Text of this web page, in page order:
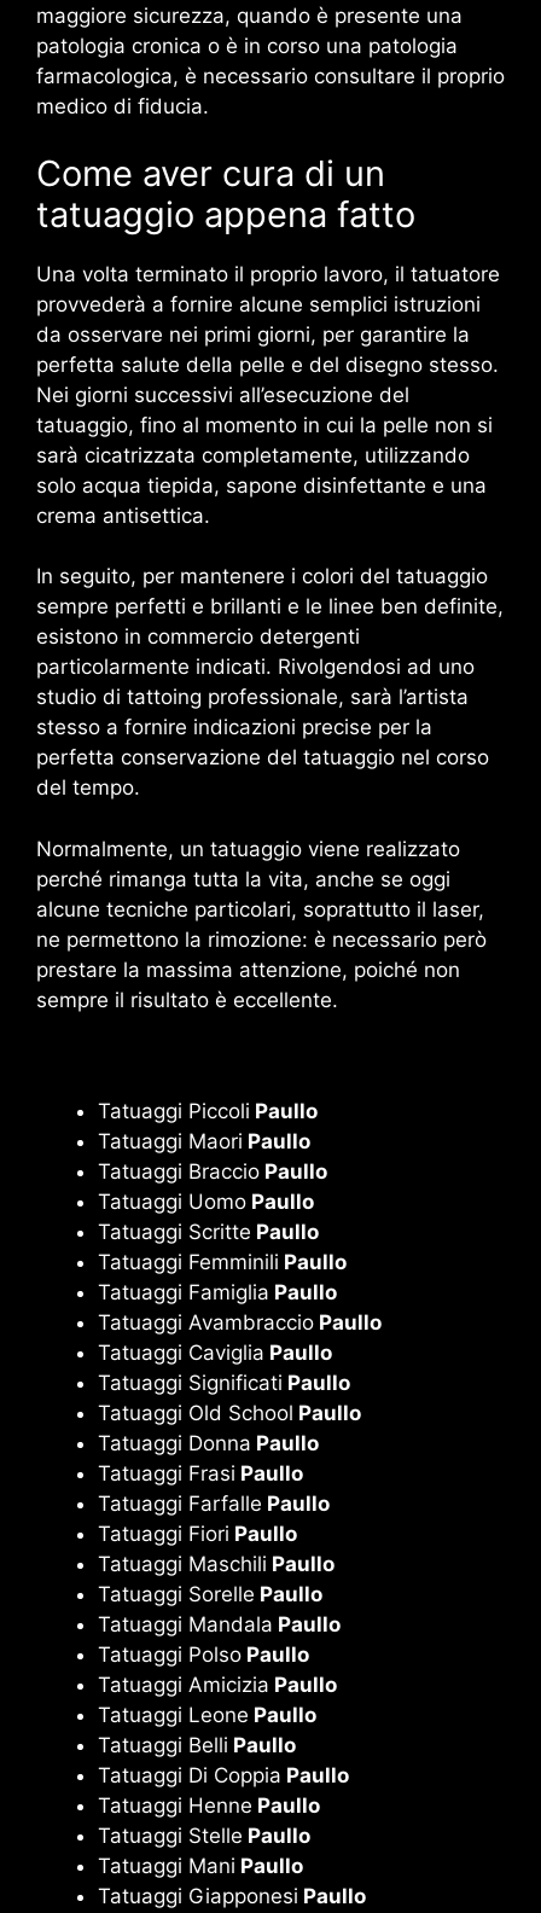
maggiore sicurezza, quando è presente una
patologia cronica o è in corso una patologia
farmacologica, è necessario consultare il proprio
medico di fiducia.
Come aver cura di un
tatuaggio appena fatto
Una volta terminato il proprio lavoro, il tatuatore
provvederà a fornire alcune semplici istruzioni
da osservare nei primi giorni, per garantire la
perfetta salute della pelle e del disegno stesso.
Nei giorni successivi all’esecuzione del
tatuaggio, fino al momento in cui la pelle non si
sarà cicatrizzata completamente, utilizzando
solo acqua tiepida, sapone disinfettante e una
crema antisettica.
In seguito, per mantenere i colori del tatuaggio
sempre perfetti e brillanti e le linee ben definite,
esistono in commercio detergenti
particolarmente indicati. Rivolgendosi ad uno
studio di tattoing professionale, sarà l’artista
stesso a fornire indicazioni precise per la
perfetta conservazione del tatuaggio nel corso
del tempo.
Normalmente, un tatuaggio viene realizzato
perché rimanga tutta la vita, anche se oggi
alcune tecniche particolari, soprattutto il laser,
ne permettono la rimozione: è necessario però
prestare la massima attenzione, poiché non
sempre il risultato è eccellente.
Tatuaggi Piccoli Paullo
Tatuaggi Maori Paullo
Tatuaggi Braccio Paullo
Tatuaggi Uomo Paullo
Tatuaggi Scritte Paullo
Tatuaggi Femminili Paullo
Tatuaggi Famiglia Paullo
Tatuaggi Avambraccio Paullo
Tatuaggi Caviglia Paullo
Tatuaggi Significati Paullo
Tatuaggi Old School Paullo
Tatuaggi Donna Paullo
Tatuaggi Frasi Paullo
Tatuaggi Farfalle Paullo
Tatuaggi Fiori Paullo
Tatuaggi Maschili Paullo
Tatuaggi Sorelle Paullo
Tatuaggi Mandala Paullo
Tatuaggi Polso Paullo
Tatuaggi Amicizia Paullo
Tatuaggi Leone Paullo
Tatuaggi Belli Paullo
Tatuaggi Di Coppia Paullo
Tatuaggi Henne Paullo
Tatuaggi Stelle Paullo
Tatuaggi Mani Paullo
Tatuaggi Giapponesi Paullo